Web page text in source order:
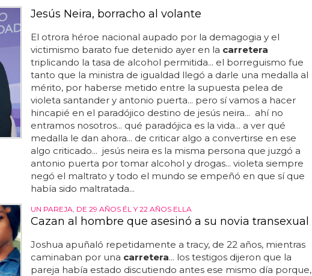
Jesús Neira, borracho al volante
El otrora héroe nacional aupado por la demagogia y el
victimismo barato fue detenido ayer en la carretera
triplicando la tasa de alcohol permitida... el borreguismo fue
tanto que la ministra de igualdad llegó a darle una medalla al
mérito, por haberse metido entre la supuesta pelea de
violeta santander y antonio puerta... pero sí vamos a hacer
hincapié en el paradójico destino de jesús neira... ahí no
entramos nosotros... qué paradójica es la vida... a ver qué
medalla le dan ahora... de criticar algo a convertirse en ese
algo criticado... jesús neira es la misma persona que juzgó a
antonio puerta por tomar alcohol y drogas... violeta siempre
negó el maltrato y todo el mundo se empeñó en que sí que
había sido maltratada...
UN PAREJA, DE 29 AÑOS ÉL Y 22 AÑOS ELLA
Cazan al hombre que asesinó a su novia transexual
Joshua apuñaló repetidamente a tracy, de 22 años, mientras
caminaban por una carretera... los testigos dijeron que la
pareja había estado discutiendo antes ese mismo día porque,